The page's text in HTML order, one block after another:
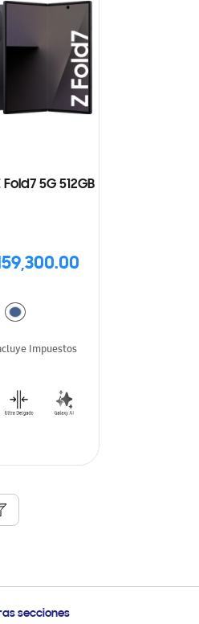
5G 512GB
Impuestos
secciones